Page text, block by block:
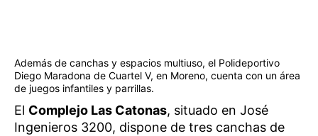
Además de canchas y espacios multiuso, el Polideportivo
Diego Maradona de Cuartel V, en Moreno, cuenta con un área
de juegos infantiles y parrillas.
El Complejo Las Catonas, situado en José
Ingenieros 3200, dispone de tres canchas de